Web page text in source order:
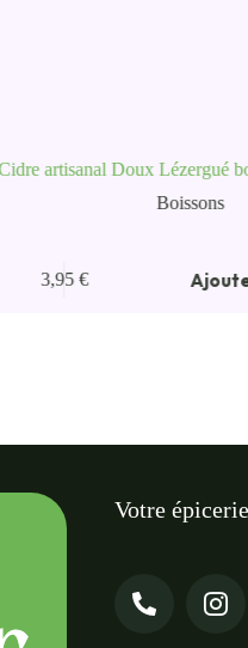
artisanal Doux Lézergué
Boissons
3,95 €
Votre